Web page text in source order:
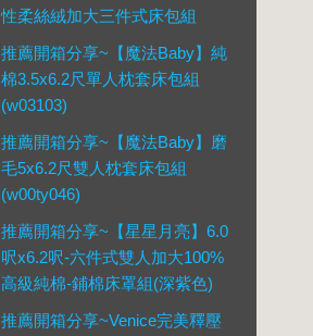
性柔絲絨加大三件式床包組
推薦開箱分享~【魔法Baby】純
棉3.5x6.2尺單人枕套床包組
(w03103)
推薦開箱分享~【魔法Baby】磨
毛5x6.2尺雙人枕套床包組
(w00ty046)
推薦開箱分享~【星星月亮】6.0
呎x6.2呎-六件式雙人加大100%
高級純棉-鋪棉床罩組(深紫色)
推薦開箱分享~Venice完美釋壓